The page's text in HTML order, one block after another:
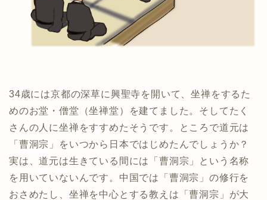
34歳には京都の深草に興聖寺を開いて、坐禅をするた
めのお堂・僧堂（坐禅堂）を建てました。そしてたく
さんの人に坐禅をすすめたそうです。ところで道元は
「曹洞宗」をいつから日本ではじめたんでしょうか？
実は、道元は生きている間には「曹洞宗」という名称
を用いていないんです。中国では「曹洞宗」の修行を
おさめたし、坐禅を中心とする教えは「曹洞宗」が大